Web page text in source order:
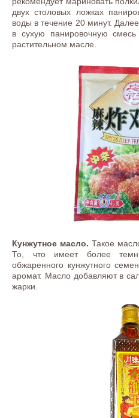
двух столовых ложках
воды в течение 20 минут.
в сухую панировочную
растительном масле.
Кунжутное масло. Такое
То, что имеет более
обжаренного кунжутного
аромат. Масло добавляют в
жарки.